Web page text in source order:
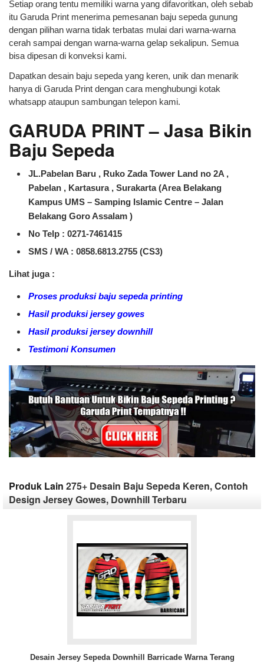
Setiap orang tentu memiliki warna yang difavoritkan, oleh sebab
itu Garuda Print menerima pemesanan baju sepeda gunung
dengan pilihan warna tidak terbatas mulai dari warna-warna
cerah sampai dengan warna-warna gelap sekalipun. Semua
bisa dipesan di konveksi kami.
Dapatkan desain baju sepeda yang keren, unik dan menarik
hanya di Garuda Print dengan cara menghubungi kotak
whatsapp ataupun sambungan telepon kami.
GARUDA PRINT – Jasa Bikin
Baju Sepeda
JL.Pabelan Baru , Ruko Zada Tower Land no 2A ,
Pabelan , Kartasura , Surakarta (Area Belakang
Kampus UMS – Samping Islamic Centre – Jalan
Belakang Goro Assalam )
No Telp : 0271-7461415
SMS / WA : 0858.6813.2755 (CS3)
Lihat juga :
Proses produksi baju sepeda printing
Hasil produksi jersey gowes
Hasil produksi jersey downhill
Testimoni Konsumen
Produk Lain 275+ Desain Baju Sepeda Keren, Contoh
Design Jersey Gowes, Downhill Terbaru
Desain Jersey Sepeda Downhill Barricade Warna Terang